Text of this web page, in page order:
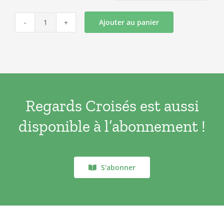
quantité
Ajouter au panier
Regards Croisés est aussi
disponible à l’abonnement !
S’abonner